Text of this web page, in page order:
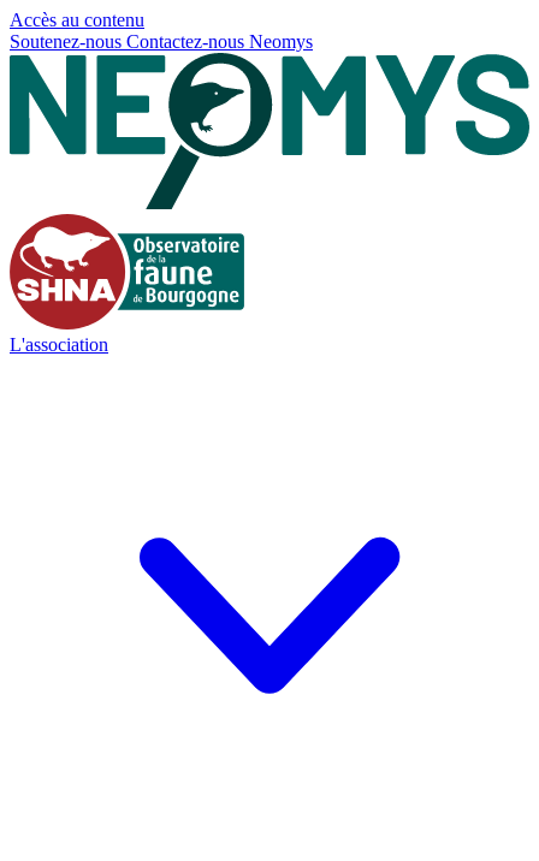
Accès au contenu
Soutenez-nous Contactez-nous Neomys
L'association
Panneau de gestion des cookies